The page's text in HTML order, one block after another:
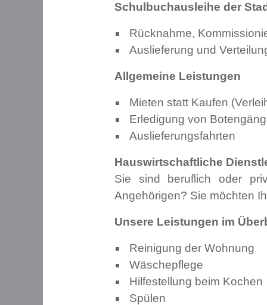
Schulbuchausleihe der
Rücknahme,
Auslieferung und
Allgemeine Leistungen
Mieten statt Kaufen
Erledigung von
Auslieferungsfahrten
Hauswirtschaftliche
Sie sind beruflich oder
Angehörigen? Sie möchten
Unsere Leistungen im
Reinigung der Wohnung
Wäschepflege
Hilfestellung beim Kochen
Spülen